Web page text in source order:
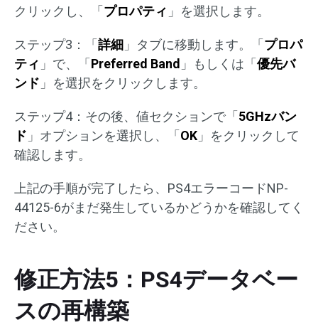
クリックし、「 プロパティ 」を選択します。
ステップ3：「 詳細 」タブに移動します。「 プロパ
ティ 」で、「 Preferred Band 」もしくは「 優先バ
ンド 」を選択をクリックします。
ステップ4：その後、値セクションで「 5GHzバン
ド 」オプションを選択し、「 OK 」をクリックして
確認します。
上記の手順が完了したら、PS4エラーコードNP-
44125-6がまだ発生しているかどうかを確認してく
ださい。
修正方法5：PS4データベー
スの再構築